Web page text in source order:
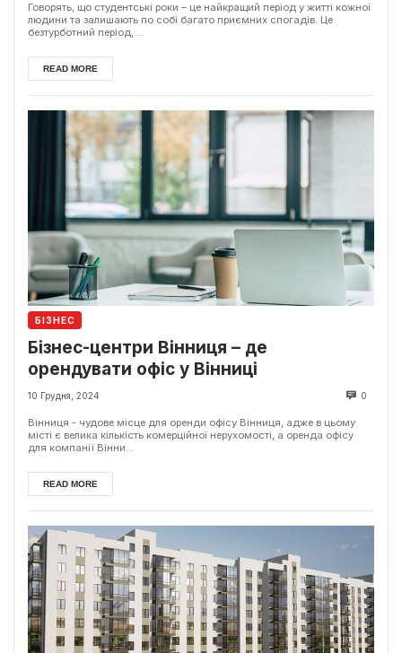
Говорять, що студентські роки – це найкращий період у житті кожної
людини та залишають по собі багато приємних спогадів. Це
безтурботний період, ...
READ MORE
БІЗНЕС
Бізнес-центри Вінниця – де
орендувати офіс у Вінниці
10 Грудня, 2024 0
Вінниця - чудове місце для оренди офісу Вінниця, адже в цьому
місті є велика кількість комерційної нерухомості, а оренда офісу
для компанії Вінни...
READ MORE